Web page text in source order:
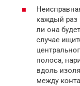
каждый раз
ли она
случае
полоса,
вдоль
между